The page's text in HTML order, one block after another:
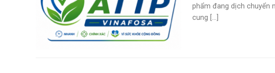
phẩm đang dịch chuyển
cung [...]